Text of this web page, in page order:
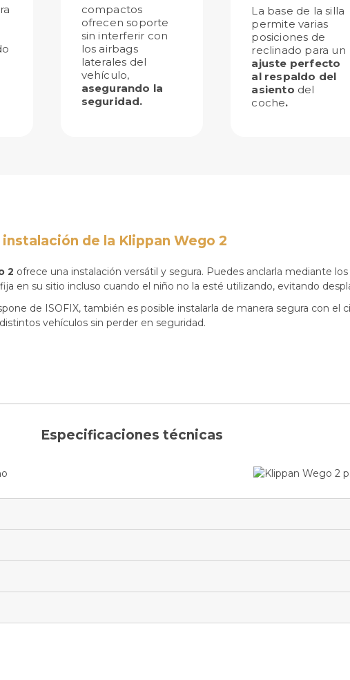
compactos
ofrecen soporte
sin interferir con
los airbags
laterales del
vehículo,
asegurando la
seguridad.
La base de la silla
permite varias
posiciones de
reclinado para un
ajuste perfecto
al respaldo del
asiento del
coche.
de la Klippan Wego 2
2 ofrece una instalación versátil y segura. Puedes anclarla mediante
en su sitio incluso cuando el niño no la esté utilizando, evitando
de ISOFIX, también es posible instalarla de manera segura con el
vehículos sin perder en seguridad.
Especificaciones técnicas